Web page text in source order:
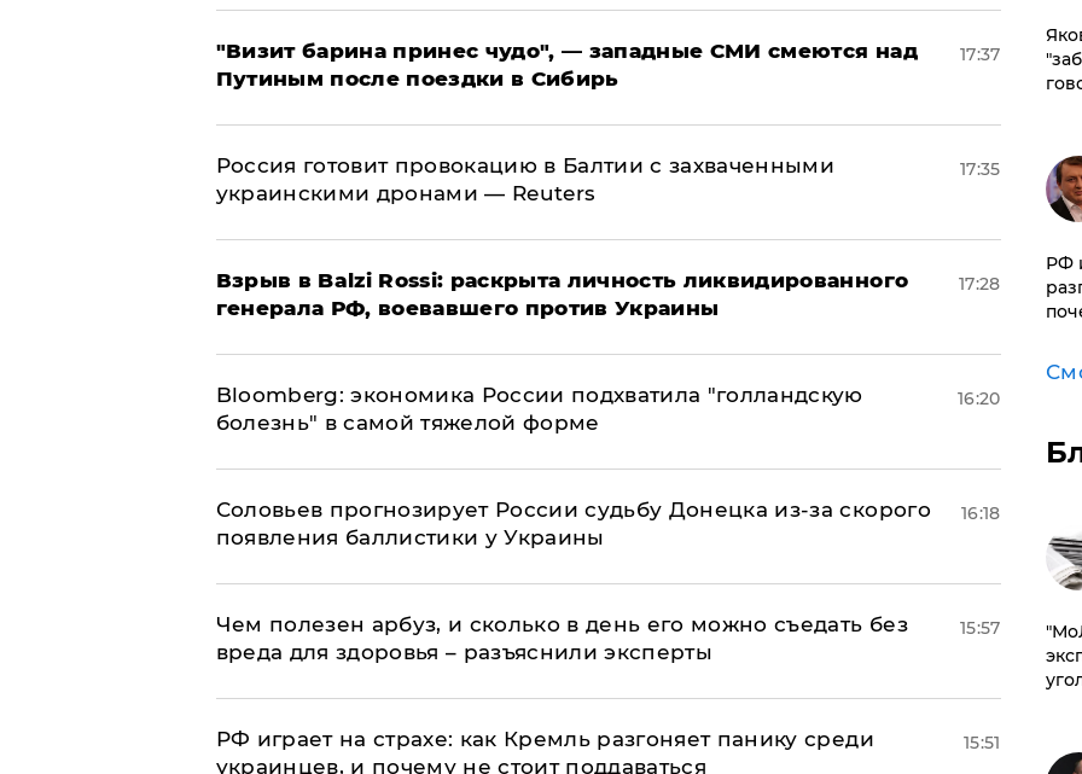
"Визит барина принес чудо", — западные СМИ смеются над
Путиным после поездки в Сибирь
17:37
​Россия готовит провокацию в Балтии с захваченными
украинскими дронами — Reuters
17:35
​Взрыв в Balzi Rossi: раскрыта личность ликвидированного
генерала РФ, воевавшего против Украины
17:28
Bloomberg: экономика России подхватила "голландскую
болезнь" в самой тяжелой форме
16:20
Соловьев прогнозирует России судьбу Донецка из-за скорого
появления баллистики у Украины
16:18
Чем полезен арбуз, и сколько в день его можно съедать без
вреда для здоровья – разъяснили эксперты
15:57
РФ играет на страхе: как Кремль разгоняет панику среди
украинцев, и почему не стоит поддаваться
15:51
РФ